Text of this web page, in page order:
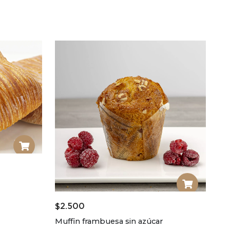
$2.500
Muffin frambuesa sin azúcar